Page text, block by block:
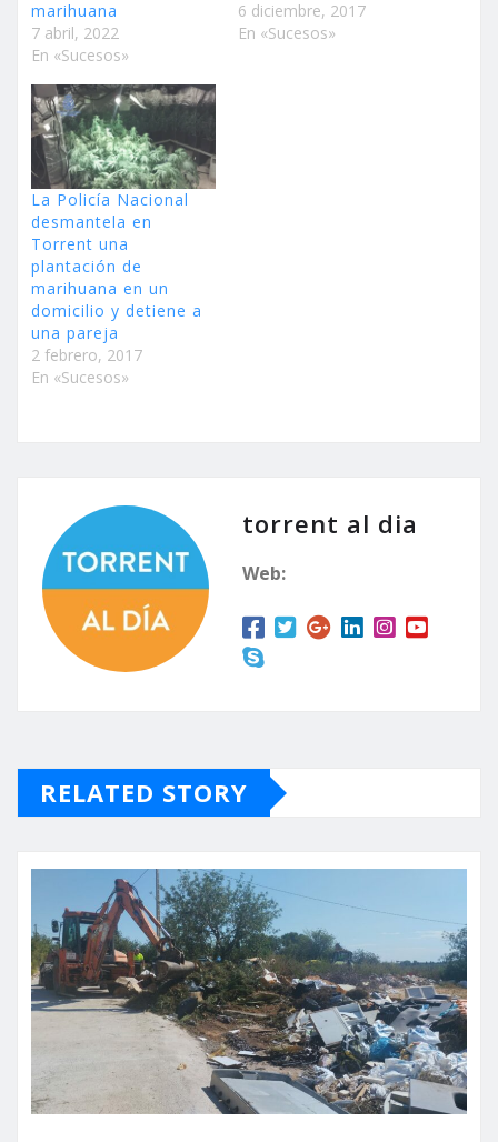
marihuana
7 abril, 2022
En «Sucesos»
6 diciembre, 2017
En «Sucesos»
La Policía Nacional
desmantela en
Torrent una
plantación de
marihuana en un
domicilio y detiene a
una pareja
2 febrero, 2017
En «Sucesos»
torrent al dia
Web:
RELATED STORY